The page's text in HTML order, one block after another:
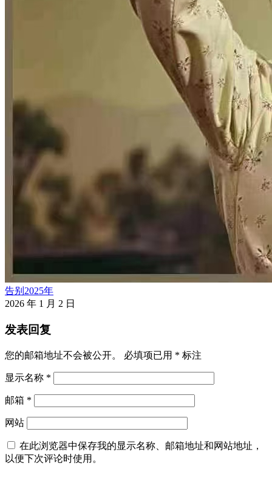
告别2025年
2026 年 1 月 2 日
发表回复
您的邮箱地址不会被公开。 必填项已用 * 标注
显示名称 *
邮箱 *
网站
在此浏览器中保存我的显示名称、邮箱地址和网站地址，
以便下次评论时使用。